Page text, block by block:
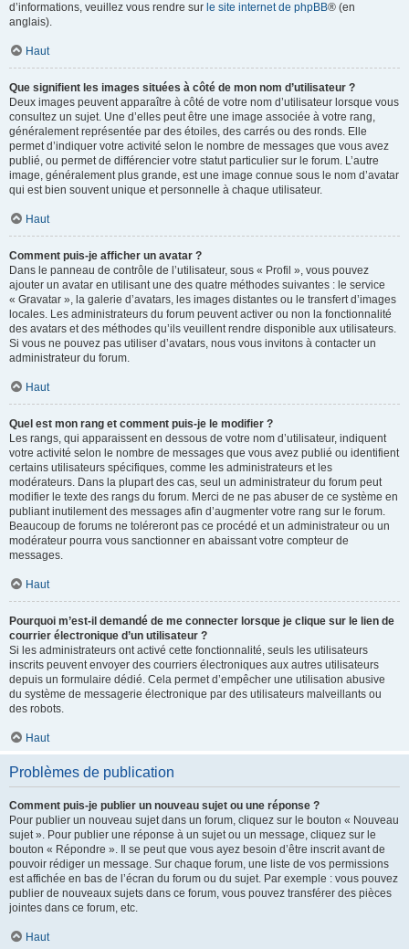
d’informations, veuillez vous rendre sur le site internet de phpBB® (en
anglais).
Haut
Que signifient les images situées à côté de mon nom d’utilisateur ?
Deux images peuvent apparaître à côté de votre nom d’utilisateur lorsque vous
consultez un sujet. Une d’elles peut être une image associée à votre rang,
généralement représentée par des étoiles, des carrés ou des ronds. Elle
permet d’indiquer votre activité selon le nombre de messages que vous avez
publié, ou permet de différencier votre statut particulier sur le forum. L’autre
image, généralement plus grande, est une image connue sous le nom d’avatar
qui est bien souvent unique et personnelle à chaque utilisateur.
Haut
Comment puis-je afficher un avatar ?
Dans le panneau de contrôle de l’utilisateur, sous « Profil », vous pouvez
ajouter un avatar en utilisant une des quatre méthodes suivantes : le service
« Gravatar », la galerie d’avatars, les images distantes ou le transfert d’images
locales. Les administrateurs du forum peuvent activer ou non la fonctionnalité
des avatars et des méthodes qu’ils veuillent rendre disponible aux utilisateurs.
Si vous ne pouvez pas utiliser d’avatars, nous vous invitons à contacter un
administrateur du forum.
Haut
Quel est mon rang et comment puis-je le modifier ?
Les rangs, qui apparaissent en dessous de votre nom d’utilisateur, indiquent
votre activité selon le nombre de messages que vous avez publié ou identifient
certains utilisateurs spécifiques, comme les administrateurs et les
modérateurs. Dans la plupart des cas, seul un administrateur du forum peut
modifier le texte des rangs du forum. Merci de ne pas abuser de ce système en
publiant inutilement des messages afin d’augmenter votre rang sur le forum.
Beaucoup de forums ne toléreront pas ce procédé et un administrateur ou un
modérateur pourra vous sanctionner en abaissant votre compteur de
messages.
Haut
Pourquoi m’est-il demandé de me connecter lorsque je clique sur le lien de
courrier électronique d’un utilisateur ?
Si les administrateurs ont activé cette fonctionnalité, seuls les utilisateurs
inscrits peuvent envoyer des courriers électroniques aux autres utilisateurs
depuis un formulaire dédié. Cela permet d’empêcher une utilisation abusive
du système de messagerie électronique par des utilisateurs malveillants ou
des robots.
Haut
Problèmes de publication
Comment puis-je publier un nouveau sujet ou une réponse ?
Pour publier un nouveau sujet dans un forum, cliquez sur le bouton « Nouveau
sujet ». Pour publier une réponse à un sujet ou un message, cliquez sur le
bouton « Répondre ». Il se peut que vous ayez besoin d’être inscrit avant de
pouvoir rédiger un message. Sur chaque forum, une liste de vos permissions
est affichée en bas de l’écran du forum ou du sujet. Par exemple : vous pouvez
publier de nouveaux sujets dans ce forum, vous pouvez transférer des pièces
jointes dans ce forum, etc.
Haut